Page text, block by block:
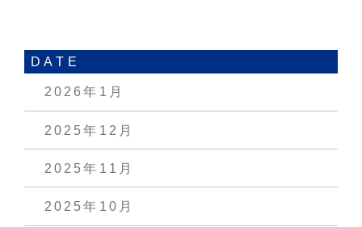
DATE
2026年1月
2025年12月
2025年11月
2025年10月